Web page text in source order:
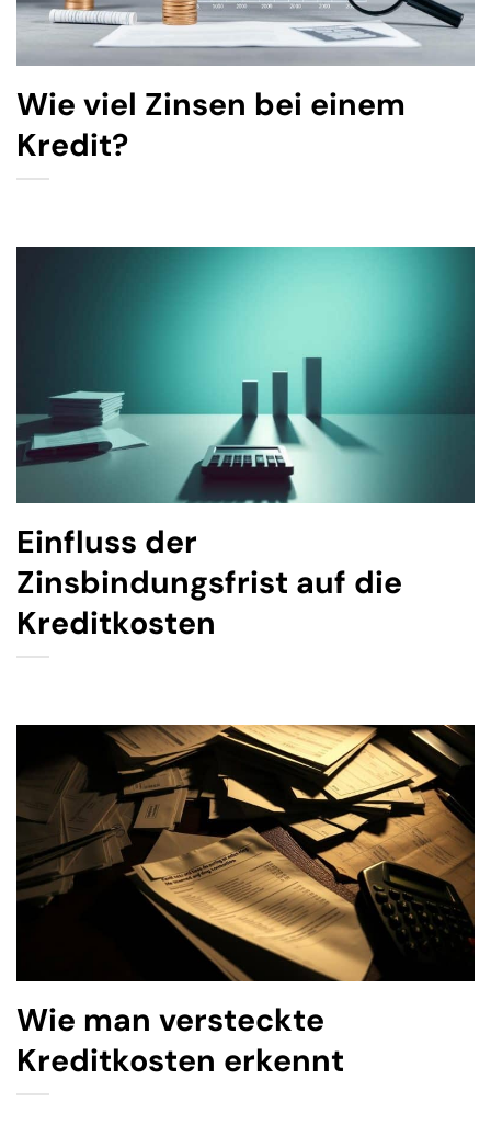
Wie viel Zinsen bei einem
Kredit?
Einfluss der
Zinsbindungsfrist auf die
Kreditkosten
Wie man versteckte
Kreditkosten erkennt